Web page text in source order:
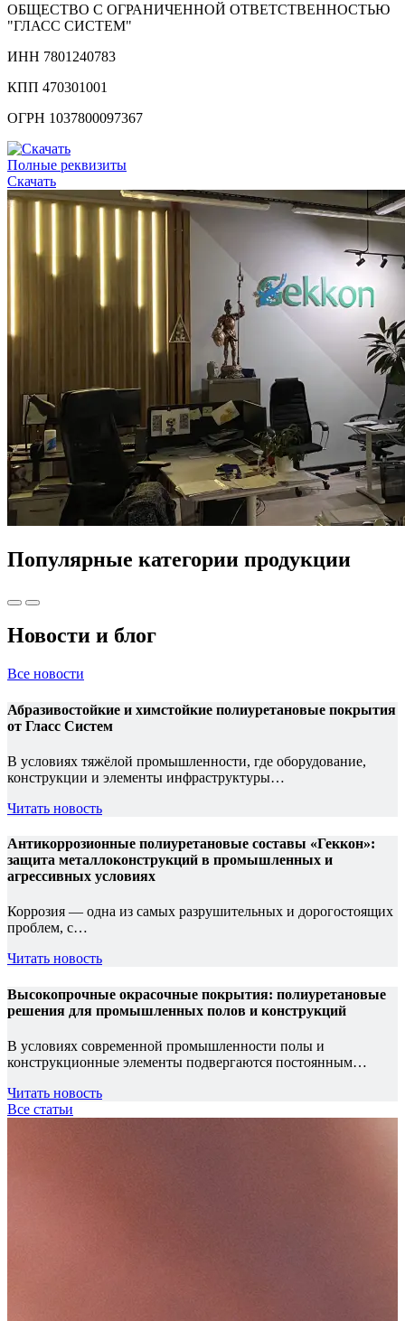
ОБЩЕСТВО С ОГРАНИЧЕННОЙ ОТВЕТСТВЕННОСТЬЮ
"ГЛАСС СИСТЕМ"
ИНН 7801240783
КПП 470301001
ОГРН 1037800097367
Полные реквизиты
Скачать
Популярные категории продукции
Новости и блог
Все новости
Абразивостойкие и химстойкие полиуретановые покрытия
от Гласс Систем
В условиях тяжёлой промышленности, где оборудование,
конструкции и элементы инфраструктуры…
Читать новость
Антикоррозионные полиуретановые составы «Геккон»:
защита металлоконструкций в промышленных и
агрессивных условиях
Коррозия — одна из самых разрушительных и дорогостоящих
проблем, с…
Читать новость
Высокопрочные окрасочные покрытия: полиуретановые
решения для промышленных полов и конструкций
В условиях современной промышленности полы и
конструкционные элементы подвергаются постоянным…
Читать новость
Все статьи